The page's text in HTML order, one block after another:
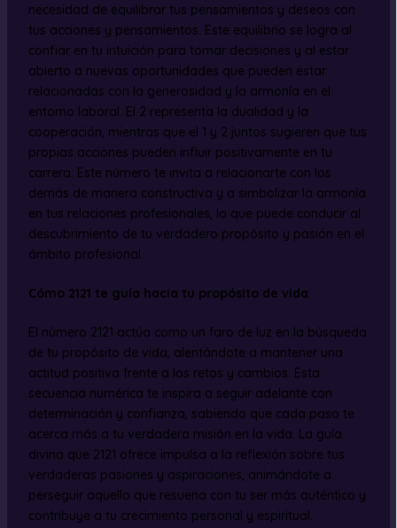
necesidad de equilibrar tus pensamientos y deseos con
tus acciones y pensamientos. Este equilibrio se logra al
confiar en tu intuición para tomar decisiones y al estar
abierto a nuevas oportunidades que pueden estar
relacionadas con la generosidad y la armonía en el
entorno laboral. El 2 representa la dualidad y la
cooperación, mientras que el 1 y 2 juntos sugieren que tus
propias acciones pueden influir positivamente en tu
carrera. Este número te invita a relacionarte con los
demás de manera constructiva y a simbolizar la armonía
en tus relaciones profesionales, lo que puede conducir al
descubrimiento de tu verdadero propósito y pasión en el
ámbito profesional.
Cómo 2121 te guía hacia tu propósito de vida
El número 2121 actúa como un faro de luz en la búsqueda
de tu propósito de vida, alentándote a mantener una
actitud positiva frente a los retos y cambios. Esta
secuencia numérica te inspira a seguir adelante con
determinación y confianza, sabiendo que cada paso te
acerca más a tu verdadera misión en la vida. La guía
divina que 2121 ofrece impulsa a la reflexión sobre tus
verdaderas pasiones y aspiraciones, animándote a
perseguir aquello que resuena con tu ser más auténtico y
contribuye a tu crecimiento personal y espiritual.